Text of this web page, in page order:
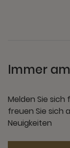
Immer
Melden Sie
freuen Sie sich
Neuigkeiten